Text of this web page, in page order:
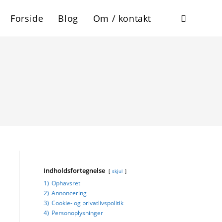
Forside Blog Om / kontakt Toggle
Indholdsfortegnelse skjul
1) Ophavsret
2) Annoncering
3) Cookie- og privatlivspolitik
4) Personoplysninger